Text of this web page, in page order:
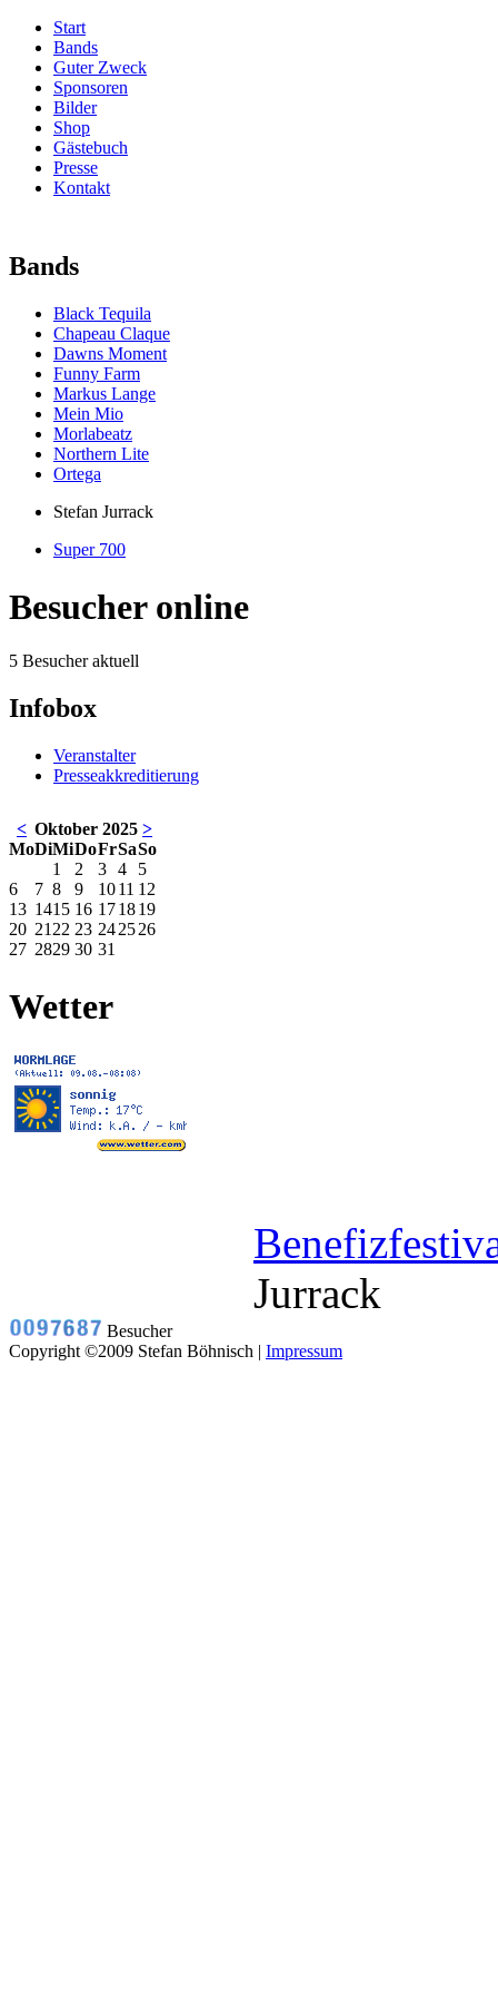
Start
Bands
Guter Zweck
Sponsoren
Bilder
Shop
Gästebuch
Presse
Kontakt
Bands
Black Tequila
Chapeau Claque
Dawns Moment
Funny Farm
Markus Lange
Mein Mio
Morlabeatz
Northern Lite
Ortega
Stefan Jurrack
Super 700
Besucher online
5 Besucher aktuell
Infobox
Veranstalter
Presseakkreditierung
< Oktober 2025 >
MoDiMiDoFrSaSo
1
2 3 4
5
6
7 8 9 1011 12
13 1415 16 171819
20 21 22 23 242526
27 2829 30 31
Wetter
Jurrack
Besucher
Copyright ©2009 Stefan Böhnisch | Impressum